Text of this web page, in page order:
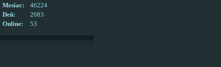
Online: 53
Mesiac:
46224
Deň:
2083